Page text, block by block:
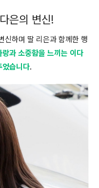
은의 변신!
신하며 딸 리은과 함께한 행
랑과 소중함을 느끼는 이다
었습니다.